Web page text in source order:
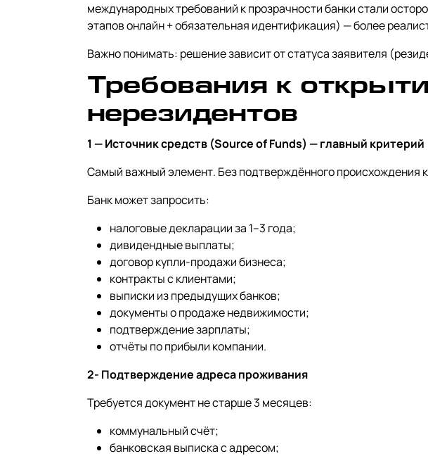
международных требований к прозрачности банки стали
этапов онлайн + обязательная идентификация) — более
Важно понимать: решение зависит от статуса заявителя
Требования к
нерезидентов
1 — Источник средств (Source of Funds) — главный критерий
Самый важный элемент. Без подтверждённого происхождения
Банк может запросить:
налоговые декларации за 1–3 года;
дивидендные выплаты;
договор купли-продажи бизнеса;
контракты с клиентами;
выписки из предыдущих банков;
документы о продаже недвижимости;
подтверждение зарплаты;
отчёты по прибыли компании.
2- Подтверждение адреса проживания
Требуется документ не старше 3 месяцев:
коммунальный счёт;
банковская выписка с адресом;